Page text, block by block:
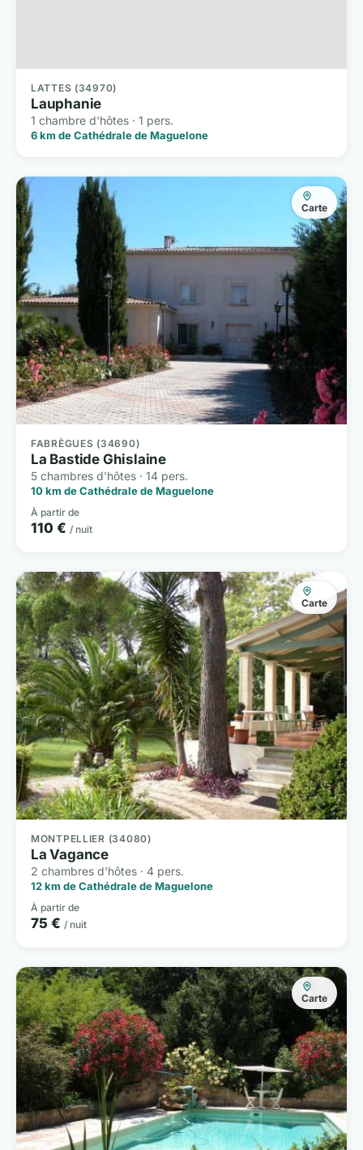
LATTES (34970)
Lauphanie
1 chambre d'hôtes · 1 pers.
6 km de Cathédrale de Maguelone
Carte
FABRÈGUES (34690)
La Bastide Ghislaine
5 chambres d'hôtes · 14 pers.
10 km de Cathédrale de Maguelone
À partir de
110 € / nuit
Carte
MONTPELLIER (34080)
La Vagance
2 chambres d'hôtes · 4 pers.
12 km de Cathédrale de Maguelone
À partir de
75 € / nuit
Carte